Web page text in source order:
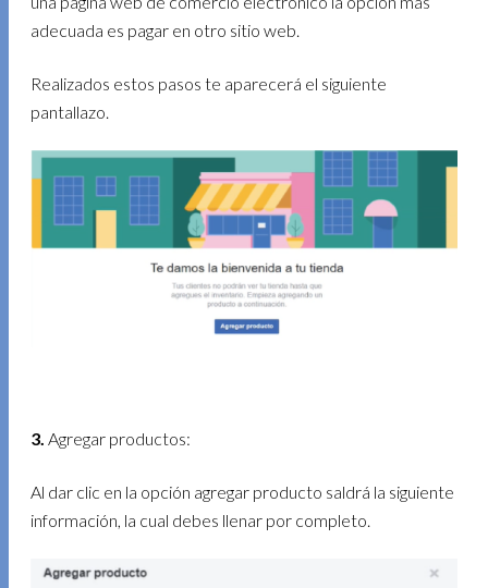
adecuada es pagar en otro sitio web.
Realizados estos pasos te aparecerá el siguiente
pantallazo.
3.Agregar productos:
Al dar clic en la opción agregar producto saldrá la siguiente
información, la cual debes llenar por completo.